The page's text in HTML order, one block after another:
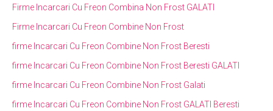
Firme Incarcari Cu Freon Combina Non Frost GALATI
Firme Incarcari Cu Freon Combine Non Frost
firme Incarcari Cu Freon Combine Non Frost Beresti
firme Incarcari Cu Freon Combine Non Frost Beresti GALATI
firme Incarcari Cu Freon Combine Non Frost Galati
firme Incarcari Cu Freon Combine Non Frost GALATI Beresti